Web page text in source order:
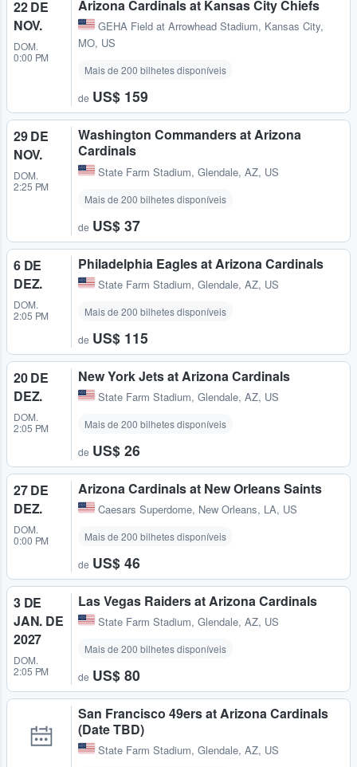
22 DE
NOV.
DOM.
0:00 PM
Arizona Cardinals at Kansas City Chiefs
GEHA Field at Arrowhead Stadium, Kansas City,
MO, US
Mais de 200 bilhetes disponíveis
de US$ 159
29 DE
NOV.
DOM.
2:25 PM
Washington Commanders at Arizona
Cardinals
State Farm Stadium, Glendale, AZ, US
Mais de 200 bilhetes disponíveis
de US$ 37
6 DE
DEZ.
DOM.
2:05 PM
Philadelphia Eagles at Arizona Cardinals
State Farm Stadium, Glendale, AZ, US
Mais de 200 bilhetes disponíveis
de US$ 115
20 DE
DEZ.
DOM.
2:05 PM
New York Jets at Arizona Cardinals
State Farm Stadium, Glendale, AZ, US
Mais de 200 bilhetes disponíveis
de US$ 26
27 DE
DEZ.
DOM.
0:00 PM
Arizona Cardinals at New Orleans Saints
Caesars Superdome, New Orleans, LA, US
Mais de 200 bilhetes disponíveis
de US$ 46
3 DE
JAN. DE
2027
DOM.
2:05 PM
Las Vegas Raiders at Arizona Cardinals
State Farm Stadium, Glendale, AZ, US
Mais de 200 bilhetes disponíveis
de US$ 80
San Francisco 49ers at Arizona Cardinals
(Date TBD)
State Farm Stadium, Glendale, AZ, US